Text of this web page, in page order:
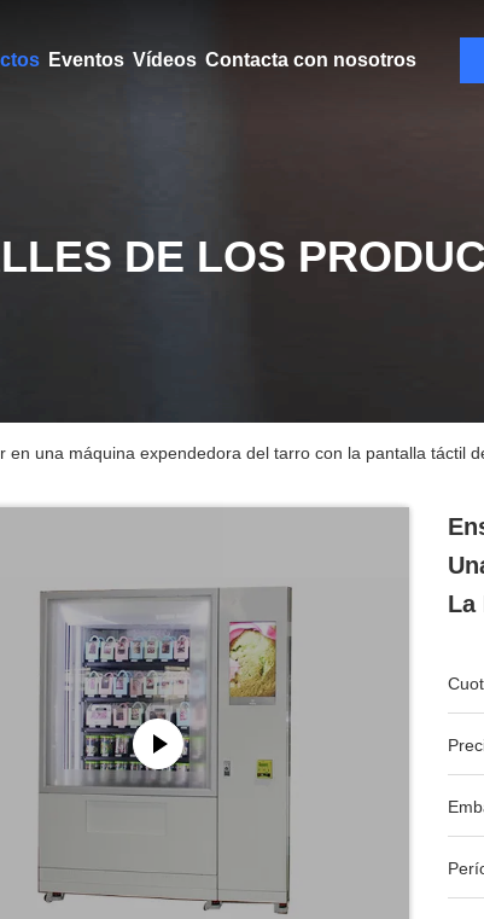
Eventos Vídeos Contacta con nosotros
DE LOS
en una máquina expendedora del tarro con la pantalla táctil
La